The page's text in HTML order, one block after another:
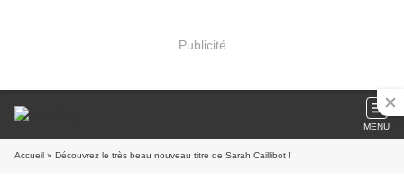
Publicité
MENU
Accueil » Découvrez le très beau nouveau titre de Sarah Caillibot !